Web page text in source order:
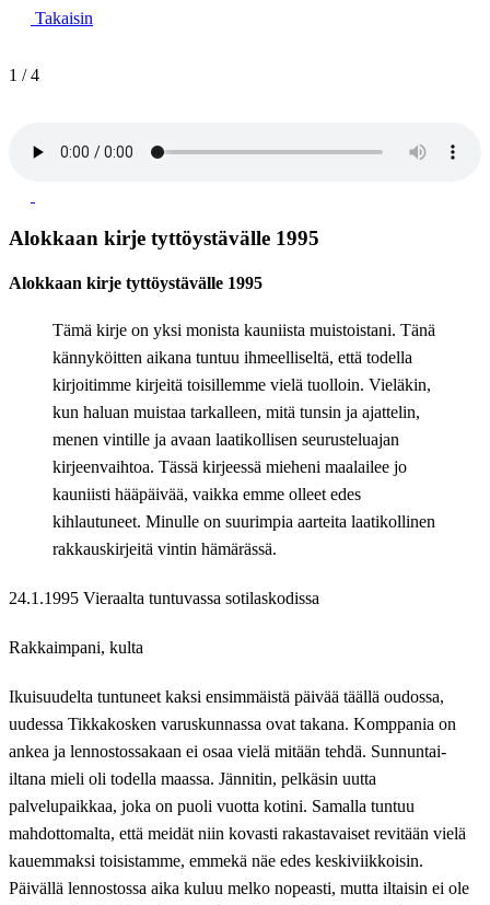
Takaisin
1 / 4
Alokkaan kirje tyttöystävälle 1995
Alokkaan kirje tyttöystävälle 1995
Tämä kirje on yksi monista kauniista muistoistani. Tänä
kännyköitten aikana tuntuu ihmeelliseltä, että todella
kirjoitimme kirjeitä toisillemme vielä tuolloin. Vieläkin,
kun haluan muistaa tarkalleen, mitä tunsin ja ajattelin,
menen vintille ja avaan laatikollisen seurusteluajan
kirjeenvaihtoa. Tässä kirjeessä mieheni maalailee jo
kauniisti hääpäivää, vaikka emme olleet edes
kihlautuneet. Minulle on suurimpia aarteita laatikollinen
rakkauskirjeitä vintin hämärässä.
24.1.1995 Vieraalta tuntuvassa sotilaskodissa
Rakkaimpani, kulta
Ikuisuudelta tuntuneet kaksi ensimmäistä päivää täällä oudossa,
uudessa Tikkakosken varuskunnassa ovat takana. Komppania on
ankea ja lennostossakaan ei osaa vielä mitään tehdä. Sunnuntai-
iltana mieli oli todella maassa. Jännitin, pelkäsin uutta
palvelupaikkaa, joka on puoli vuotta kotini. Samalla tuntuu
mahdottomalta, että meidät niin kovasti rakastavaiset revitään vielä
kauemmaksi toisistamme, emmekä näe edes keskiviikkoisin.
Päivällä lennostossa aika kuluu melko nopeasti, mutta iltaisin ei ole